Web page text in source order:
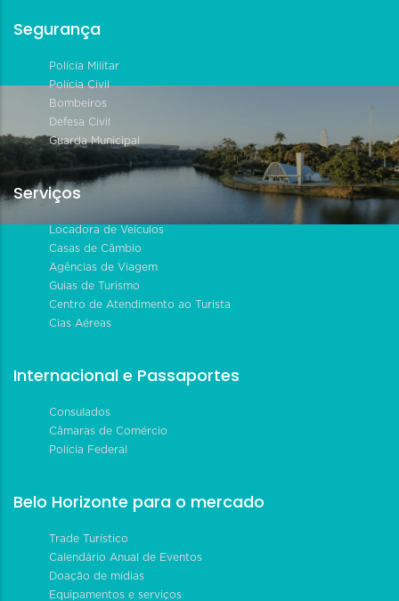
Segurança
Polícia Militar
Polícia Civil
Bombeiros
Defesa Civil
Guarda Municipal
Serviços
Locadora de Veículos
Casas de Câmbio
Agências de Viagem
Guias de Turismo
Centro de Atendimento ao Turista
Cias Aéreas
Internacional e Passaportes
Consulados
Câmaras de Comércio
Polícia Federal
Belo Horizonte para o mercado
Trade Turístico
Calendário Anual de Eventos
Doação de mídias
Equipamentos e serviços